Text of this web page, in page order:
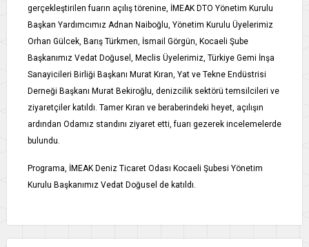
gerçekleştirilen fuarın açılış törenine, İMEAK DTO Yönetim Kurulu
Başkan Yardımcımız Adnan Naiboğlu, Yönetim Kurulu Üyelerimiz
Orhan Gülcek, Barış Türkmen, İsmail Görgün, Kocaeli Şube
Başkanımız Vedat Doğusel, Meclis Üyelerimiz, Türkiye Gemi İnşa
Sanayicileri Birliği Başkanı Murat Kıran, Yat ve Tekne Endüstrisi
Derneği Başkanı Murat Bekiroğlu, denizcilik sektörü temsilcileri ve
ziyaretçiler katıldı. Tamer Kıran ve beraberindeki heyet, açılışın
ardından Odamız standını ziyaret etti, fuarı gezerek incelemelerde
bulundu.
Programa, İMEAK Deniz Ticaret Odası Kocaeli Şubesi Yönetim
Kurulu Başkanımız Vedat Doğusel de katıldı.